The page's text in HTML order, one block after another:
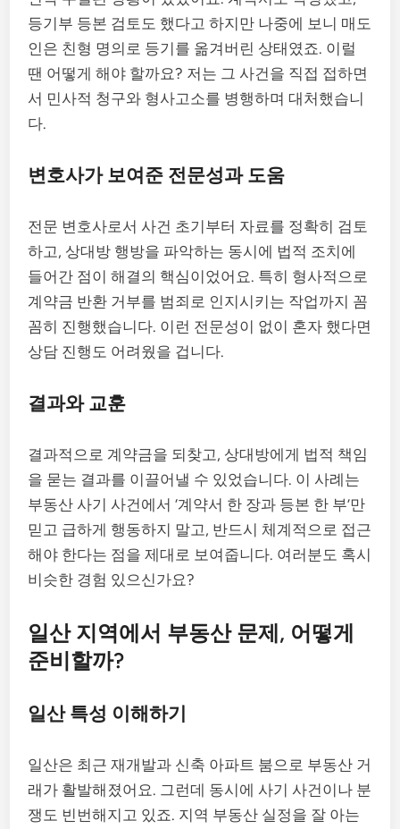
등기부 등본 검토도 했다고 하지만 나중에 보니 매도
인은 친형 명의로 등기를 옮겨버린 상태였죠. 이럴
땐 어떻게 해야 할까요? 저는 그 사건을 직접 접하면
서 민사적 청구와 형사고소를 병행하며 대처했습니
다.
변호사가 보여준 전문성과 도움
전문 변호사로서 사건 초기부터 자료를 정확히 검토
하고, 상대방 행방을 파악하는 동시에 법적 조치에
들어간 점이 해결의 핵심이었어요. 특히 형사적으로
계약금 반환 거부를 범죄로 인지시키는 작업까지 꼼
꼼히 진행했습니다. 이런 전문성이 없이 혼자 했다면
상담 진행도 어려웠을 겁니다.
결과와 교훈
결과적으로 계약금을 되찾고, 상대방에게 법적 책임
을 묻는 결과를 이끌어낼 수 있었습니다. 이 사례는
부동산 사기 사건에서 ‘계약서 한 장과 등본 한 부’만
믿고 급하게 행동하지 말고, 반드시 체계적으로 접근
해야 한다는 점을 제대로 보여줍니다. 여러분도 혹시
비슷한 경험 있으신가요?
일산 지역에서 부동산 문제, 어떻게
준비할까?
일산 특성 이해하기
일산은 최근 재개발과 신축 아파트 붐으로 부동산 거
래가 활발해졌어요. 그런데 동시에 사기 사건이나 분
쟁도 빈번해지고 있죠. 지역 부동산 실정을 잘 아는